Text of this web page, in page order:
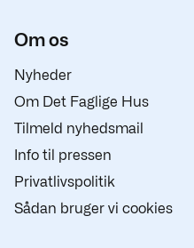
Om os
Nyheder
Om Det Faglige Hus
Tilmeld nyhedsmail
Info til pressen
Privatlivspolitik
Sådan bruger vi cookies